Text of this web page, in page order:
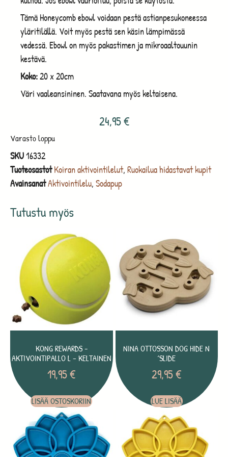
Tutustu myös
KONG REWARDS -
AKTIVOINTIPALLO L – KELTAINEN
19,95€
LISÄÄ OSTOSKORIIN
NINA OTTOSSON DOG HIDE N
´SLIDE
29,95€
LUE LISÄÄ
Tämä Honeycomb ebowl voidaan pestä astianpesukoneessa
yläritilällä. Voit myös pestä sen käsin lämpimässä
vedessä. Ebowl on myös pakastimen ja mikroaaltouunin
kestävä.
Koko:20 x 20cm
Väri vaaleansininen. Saatavana myös keltaisena.
24,95€
Varasto loppu
SKU16332
Tuoteosastot Koiran aktivointilelut, Ruokailua hidastavat kupit
AvainsanatAktivointilelu, Sodapup